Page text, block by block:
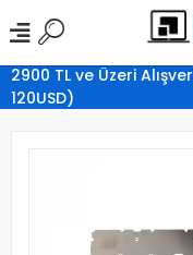
2900 TL ve Üzeri
120USD)